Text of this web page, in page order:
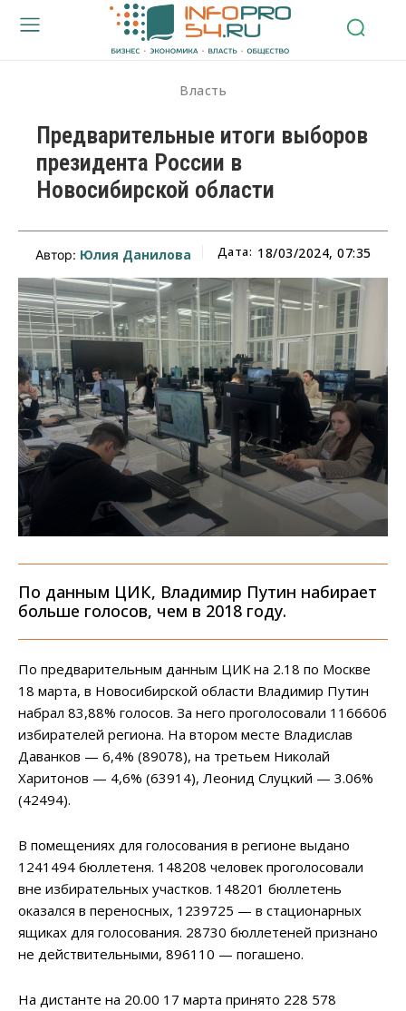
Власть
Предварительные итоги выборов
президента России в
Новосибирской области
Автор: Юлия Данилова Дата: 18/03/2024, 07:35
По данным ЦИК, Владимир Путин набирает
больше голосов, чем в 2018 году.
По предварительным данным ЦИК на 2.18 по Москве
18 марта, в Новосибирской области Владимир Путин
набрал 83,88% голосов. За него проголосовали 1166606
избирателей региона. На втором месте Владислав
Даванков — 6,4% (89078), на третьем Николай
Харитонов — 4,6% (63914), Леонид Слуцкий — 3.06%
(42494).
В помещениях для голосования в регионе выдано
1241494 бюллетеня. 148208 человек проголосовали
вне избирательных участков. 148201 бюллетень
оказался в переносных, 1239725 — в стационарных
ящиках для голосования. 28730 бюллетеней признано
не действительными, 896110 — погашено.
На дистанте на 20.00 17 марта принято 228 578